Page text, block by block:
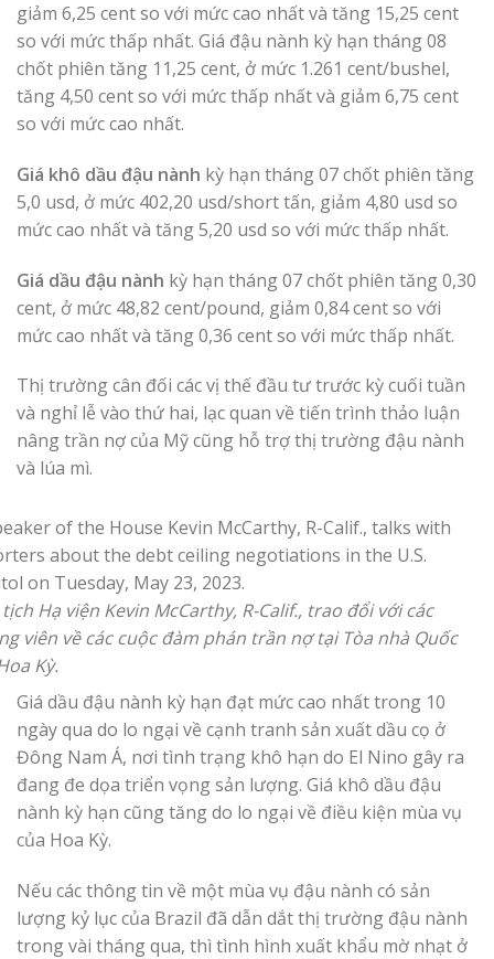
giảm 6,25 cent so với mức cao nhất và tăng 15,25 cent
so với mức thấp nhất. Giá đậu nành kỳ hạn tháng 08
chốt phiên tăng 11,25 cent, ở mức 1.261 cent/bushel,
tăng 4,50 cent so với mức thấp nhất và giảm 6,75 cent
so với mức cao nhất.
Giá khô dầu đậu nành kỳ hạn tháng 07 chốt phiên tăng
5,0 usd, ở mức 402,20 usd/short tấn, giảm 4,80 usd so
mức cao nhất và tăng 5,20 usd so với mức thấp nhất.
Giá dầu đậu nành kỳ hạn tháng 07 chốt phiên tăng 0,30
cent, ở mức 48,82 cent/pound, giảm 0,84 cent so với
mức cao nhất và tăng 0,36 cent so với mức thấp nhất.
Thị trường cân đối các vị thế đầu tư trước kỳ cuối tuần
và nghỉ lễ vào thứ hai, lạc quan về tiến trình thảo luận
nâng trần nợ của Mỹ cũng hỗ trợ thị trường đậu nành
và lúa mì.
Hạ viện Kevin McCarthy, R-Calif., trao đổi với các
viên về các cuộc đàm phán trần nợ tại Tòa nhà Quốc
Kỳ.
Giá dầu đậu nành kỳ hạn đạt mức cao nhất trong 10
ngày qua do lo ngại về cạnh tranh sản xuất dầu cọ ở
Đông Nam Á, nơi tình trạng khô hạn do El Nino gây ra
đang đe dọa triển vọng sản lượng. Giá khô dầu đậu
nành kỳ hạn cũng tăng do lo ngại về điều kiện mùa vụ
của Hoa Kỳ.
Nếu các thông tin về một mùa vụ đậu nành có sản
lượng kỷ lục của Brazil đã dẫn dắt thị trường đậu nành
trong vài tháng qua, thì tình hình xuất khẩu mờ nhạt ở